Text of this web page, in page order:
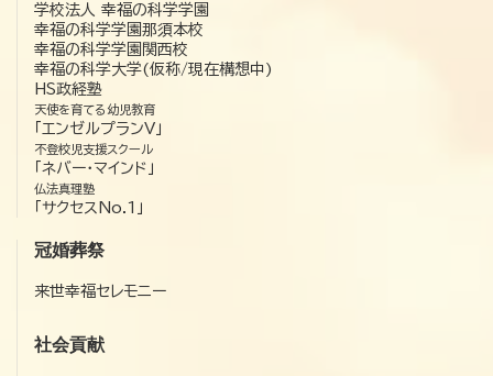
学校法人 幸福の科学学園
幸福の科学学園那須本校
幸福の科学学園関西校
幸福の科学大学(仮称/現在構想中)
HS政経塾
天使を育てる幼児教育
「エンゼルプランV」
不登校児支援スクール
「ネバー・マインド」
仏法真理塾
「サクセスNo.1」
冠婚葬祭
来世幸福セレモニー
社会貢献